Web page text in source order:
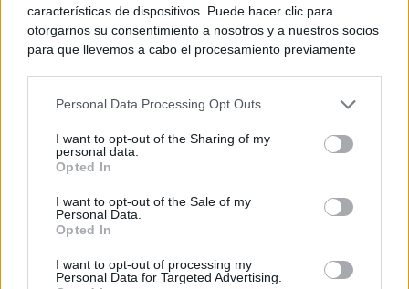
características de dispositivos. Puede hacer clic para
otorgarnos su consentimiento a nosotros y a nuestros socios
para que llevemos a cabo el procesamiento previamente
negar su consentimiento. Tenga en cuenta que algún
de su consentimiento, pero usted tiene el derecho de
rechazar tal procesamiento. Sus preferencias se aplicarán
cualquier momento entrando de nuevo en este sitio web o
visitando nuestra política de privacidad.
Personal Data Processing Opt Outs
I want to opt-out of the Sharing of my
personal data.
Opted In
I want to opt-out of the Sale of my
Personal Data.
Opted In
I want to opt-out of processing my
Personal Data for Targeted Advertising.